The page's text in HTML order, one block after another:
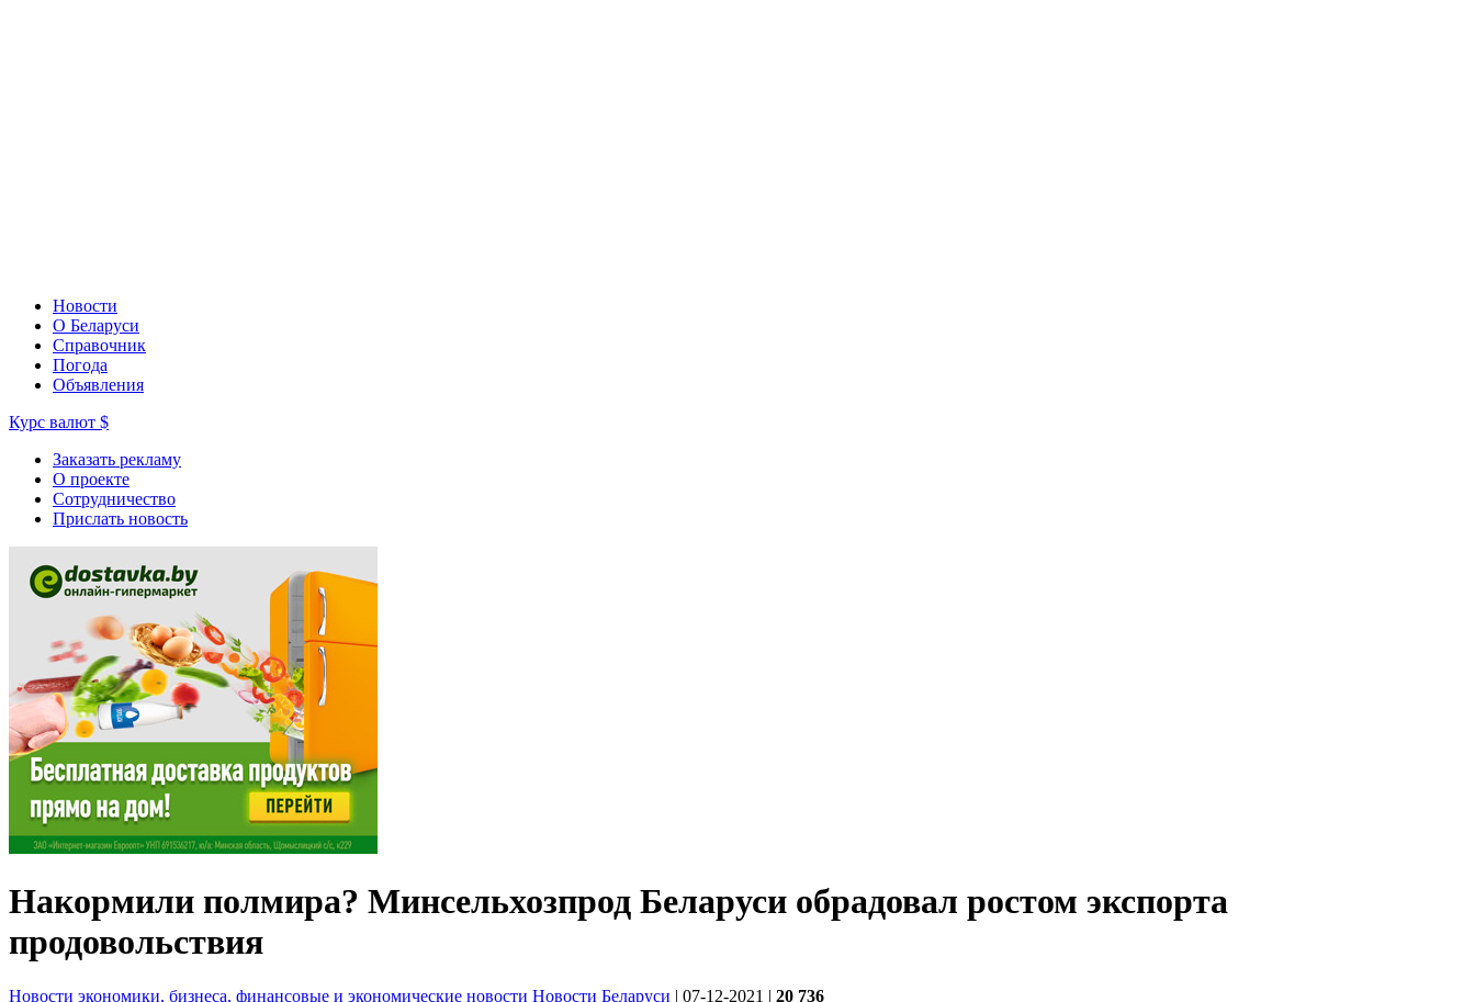
Новости
О Беларуси
Справочник
Погода
Объявления
Курс валют $
Заказать рекламу
О проекте
Сотрудничество
Прислать новость
Накормили полмира? Минсельхозпрод Беларуси обрадовал ростом экспорта
продовольствия
Новости экономики, бизнеса, финансовые и экономические новости Новости Беларуси | 07-12-2021 | 20 736